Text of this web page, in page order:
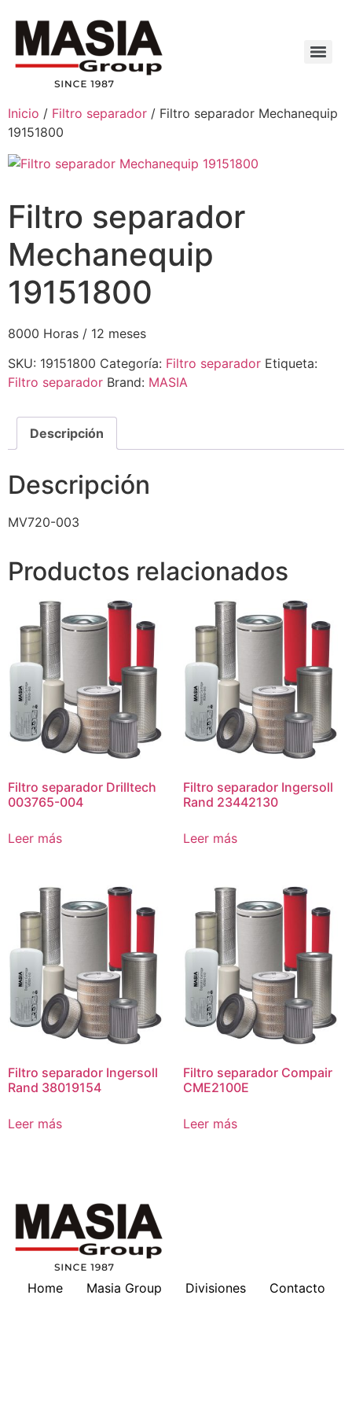
Inicio / Filtro separador / Filtro separador Mechanequip
19151800
Filtro separador
Mechanequip
19151800
8000 Horas / 12 meses
SKU: 19151800 Categoría: Filtro separador Etiqueta:
Filtro separador Brand: MASIA
Descripción
Descripción
MV720-003
Productos relacionados
Filtro separador Drilltech
003765-004
Leer más
Filtro separador Ingersoll
Rand 23442130
Leer más
Filtro separador Ingersoll
Rand 38019154
Leer más
Filtro separador Compair
CME2100E
Leer más
Home Masia Group Divisiones
Contacto